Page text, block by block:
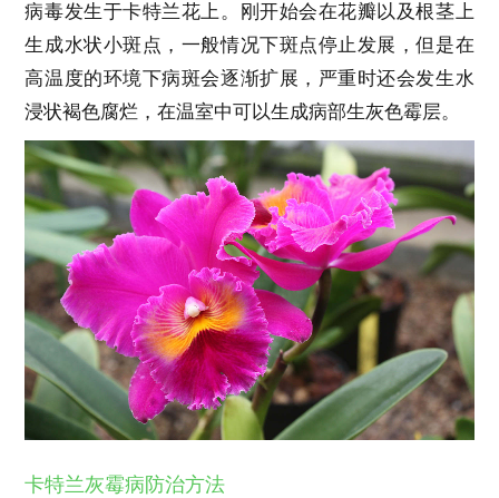
病毒发生于卡特兰花上。刚开始会在花瓣以及根茎上
生成水状小斑点，一般情况下斑点停止发展，但是在
高温度的环境下病斑会逐渐扩展，严重时还会发生水
浸状褐色腐烂，在温室中可以生成病部生灰色霉层。
卡特兰灰霉病防治方法